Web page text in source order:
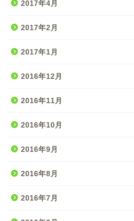
2017年4月
2017年2月
2017年1月
2016年12月
2016年11月
2016年10月
2016年9月
2016年8月
2016年7月